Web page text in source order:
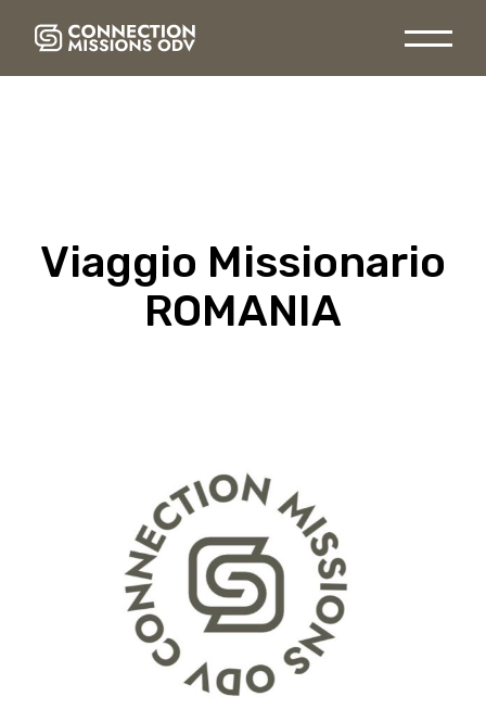
Viaggio Missionario
ROMANIA